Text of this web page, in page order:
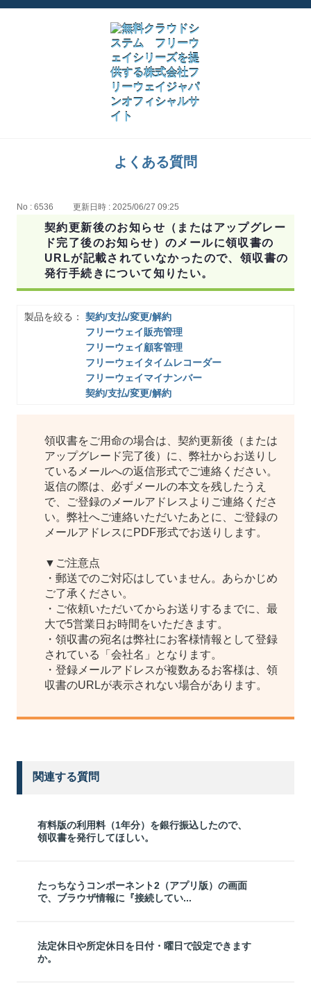
よくある質問
No : 6536 更新日時 : 2025/06/27 09:25
契約更新後のお知らせ（またはアップグレー
ド完了後のお知らせ）のメールに領収書の
URLが記載されていなかったので、領収書の
発行手続きについて知りたい。
製品を絞る：
契約/支払/変更/解約
フリーウェイ販売管理
フリーウェイ顧客管理
フリーウェイタイムレコーダー
フリーウェイマイナンバー
契約/支払/変更/解約
領収書をご用命の場合は、契約更新後（または
アップグレード完了後）に、弊社からお送りし
ているメールへの返信形式でご連絡ください。
返信の際は、必ずメールの本文を残したうえ
で、ご登録のメールアドレスよりご連絡くださ
い。弊社へご連絡いただいたあとに、ご登録の
メールアドレスにPDF形式でお送りします。
▼ご注意点
・郵送でのご対応はしていません。あらかじめ
ご了承ください。
・ご依頼いただいてからお送りするまでに、最
大で5営業日お時間をいただきます。
・領収書の宛名は弊社にお客様情報として登録
されている「会社名」となります。
・登録メールアドレスが複数あるお客様は、領
収書のURLが表示されない場合があります。
関連する質問
有料版の利用料（1年分）を銀行振込したので、
領収書を発行してほしい。
たっちなうコンポーネント2（アプリ版）の画面
で、ブラウザ情報に『接続してい...
法定休日や所定休日を日付・曜日で設定できます
か。